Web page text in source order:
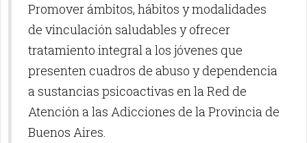
Promover ámbitos, hábitos y modalidades
de vinculación saludables y ofrecer
tratamiento integral a los jóvenes que
presenten cuadros de abuso y dependencia
a sustancias psicoactivas en la Red de
Atención a las Adicciones de la Provincia de
Buenos Aires.